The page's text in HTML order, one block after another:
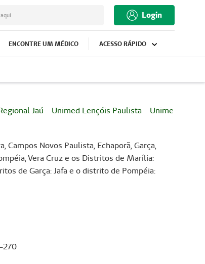
Login
ENCONTRE UM MÉDICO ACESSO RÁPIDO
Jaú Unimed Lençóis Paulista Unimed Lins
Campos Novos Paulista, Echaporã, Garça,
Vera Cruz e os Distritos de Marília:
de Garça: Jafa e o distrito de Pompéia:
270